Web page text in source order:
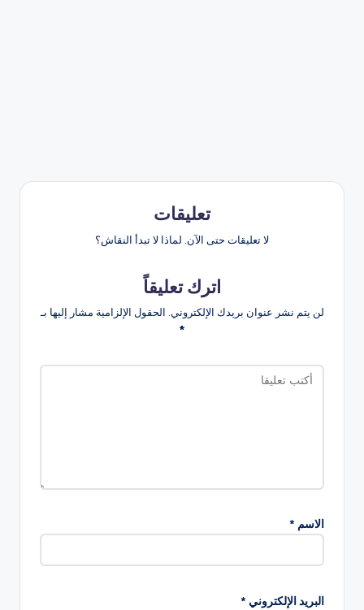
تعليقات
لا تعليقات حتى الآن. لماذا لا تبدأ النقاش؟
اترك تعليقاً
لن يتم نشر عنوان بريدك الإلكتروني. الحقول الإلزامية مشار إليها بـ
*
الاسم *
البريد الإلكتروني *